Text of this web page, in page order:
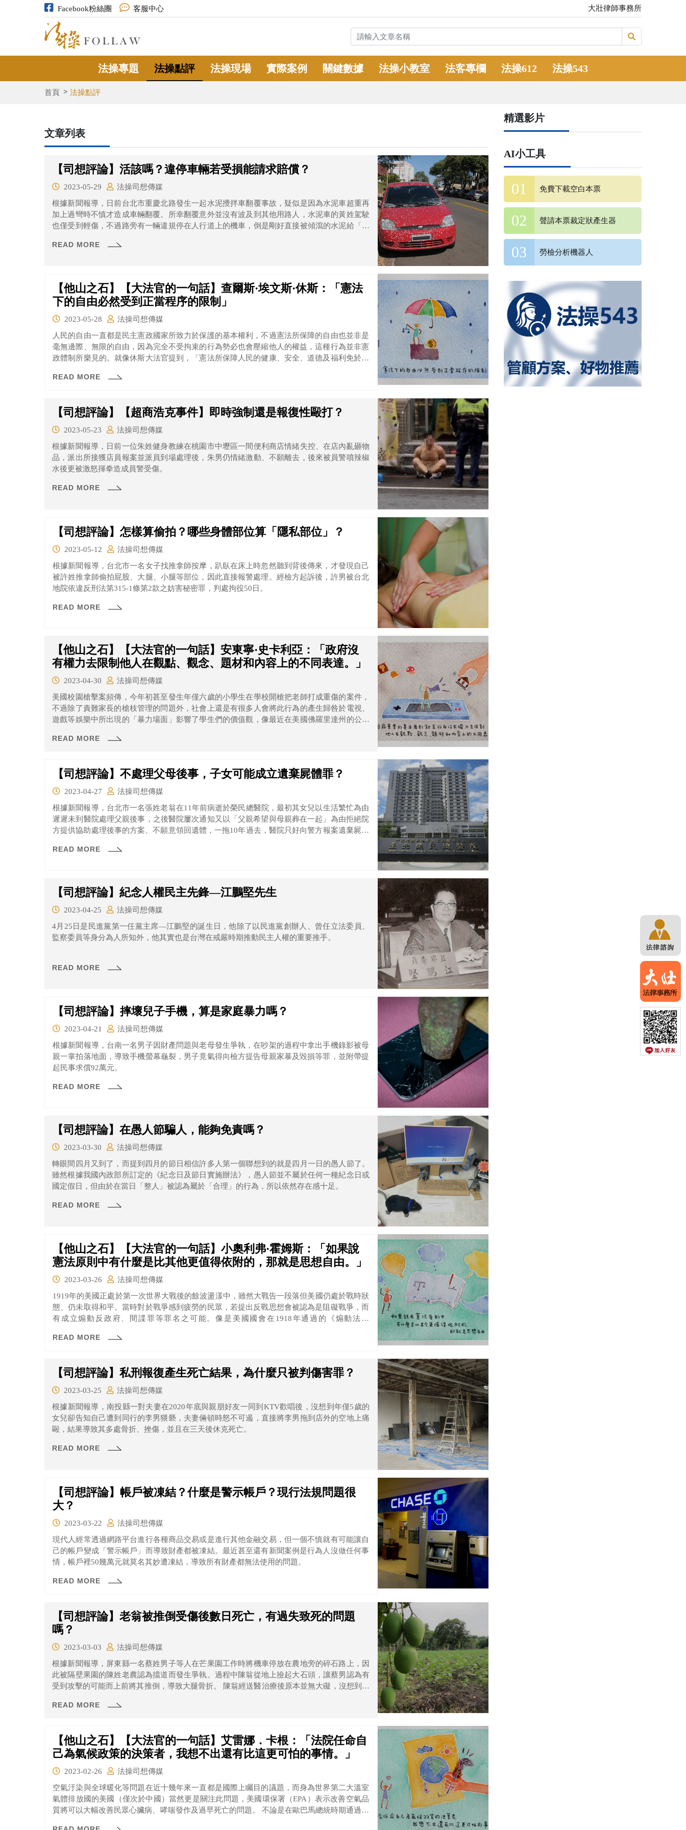
Facebook粉絲團 客服中心 大壯律師事務所
法操專題 法操點評 法操現場 實際案例 關鍵數據 法操小教室 法客專欄 法操612 法操543
首頁 法操點評
文章列表
【司想評論】活該嗎？違停車輛若受損能請求賠償？
2023-05-29
法操司想傳媒
根據新聞報導，日前台北市重慶北路發生一起水泥攪拌車翻覆事故，疑似是因為水泥車超重再
加上過彎時不慎才造成車輛翻覆。所幸翻覆意外並沒有波及到其他用路人，水泥車的黃姓駕駛
也僅受到輕傷，不過路旁有一輛違規停在人行道上的機車，倒是剛好直接被傾瀉的水泥給「固
「活該」不應該獲得賠償呢？
READ MORE
【他山之石】【大法官的一句話】查爾斯·埃文斯·休斯：「憲法
下的自由必然受到正當程序的限制」
2023-05-28
法操司想傳媒
人民的自由一直都是民主憲政國家所致力於保護的基本權利，不過憲法所保障的自由也並非是
毫無邊際、無限的自由，因為完全不受拘束的行為勢必也會壓縮他人的權益，這種行為並非憲
政體制所樂見的。就像休斯大法官提到，「憲法所保障人民的健康、安全、道德及福利免於受
READ MORE
【司想評論】【超商浩克事件】即時強制還是報復性毆打？
2023-05-23
法操司想傳媒
根據新聞報導，日前一位朱姓健身教練在桃園市中壢區一間便利商店情緒失控、在店內亂砸物
品，派出所接獲店員報案並派員到場處理後，朱男仍情緒激動、不願離去，後來被員警噴辣椒
水後更被激怒揮拳造成員警受傷。
READ MORE
【司想評論】怎樣算偷拍？哪些身體部位算「隱私部位」？
2023-05-12
法操司想傳媒
根據新聞報導，台北市一名女子找推拿師按摩，趴臥在床上時忽然聽到背後傳來，才發現自己
被許姓推拿師偷拍屁股、大腿、小腿等部位，因此直接報警處理。經檢方起訴後，許男被台北
地院依違反刑法第315-1條第2款之妨害秘密罪，判處拘役50日。
READ MORE
【他山之石】【大法官的一句話】安東寧·史卡利亞：「政府沒
有權力去限制他人在觀點、觀念、題材和內容上的不同表達。」
2023-04-30
法操司想傳媒
美國校園槍擊案頻傳，今年初甚至發生年僅六歲的小學生在學校開槍把老師打成重傷的案件，
不過除了責難家長的槍枝管理的問題外，社會上還是有很多人會將此行為的產生歸咎於電視、
遊戲等娛樂中所出現的「暴力場面」影響了學生們的價值觀，像最近在美國佛羅里達州的公立
畫。
READ MORE
【司想評論】不處理父母後事，子女可能成立遺棄屍體罪？
2023-04-27
法操司想傳媒
根據新聞報導，台北市一名張姓老翁在11年前病逝於榮民總醫院，最初其女兒以生活繁忙為由
遲遲未到醫院處理父親後事，之後醫院屢次通知又以「父親希望與母親葬在一起」為由拒絕院
方提供協助處理後事的方案、不願意領回遺體，一拖10年過去，醫院只好向警方報案遺棄屍體
READ MORE
【司想評論】紀念人權民主先鋒—江鵬堅先生
2023-04-25
法操司想傳媒
4月25日是民進黨第一任黨主席—江鵬堅的誕生日，他除了以民進黨創辦人、曾任立法委員、
監察委員等身分為人所知外，他其實也是台灣在戒嚴時期推動民主人權的重要推手。
READ MORE
【司想評論】摔壞兒子手機，算是家庭暴力嗎？
2023-04-21
法操司想傳媒
根據新聞報導，台南一名男子因財產問題與老母發生爭執，在吵架的過程中拿出手機錄影被母
親一掌拍落地面，導致手機螢幕龜裂，男子竟氣得向檢方提告母親家暴及毀損等罪，並附帶提
起民事求償92萬元。
READ MORE
【司想評論】在愚人節騙人，能夠免責嗎？
2023-03-30
法操司想傳媒
轉眼間四月又到了，而提到四月的節日相信許多人第一個聯想到的就是四月一日的愚人節了。
雖然根據我國內政部所訂定的《紀念日及節日實施辦法》，愚人節並不屬於任何一種紀念日或
國定假日，但由於在當日「整人」被認為屬於「合理」的行為，所以依然存在感十足。
READ MORE
【他山之石】【大法官的一句話】小奧利弗·霍姆斯：「如果說
憲法原則中有什麼是比其他更值得依附的，那就是思想自由。」
2023-03-26
法操司想傳媒
1919年的美國正處於第一次世界大戰後的餘波盪漾中，雖然大戰告一段落但美國仍處於戰時狀
態、仍未取得和平。當時對於戰爭感到疲勞的民眾，若提出反戰思想會被認為是阻礙戰爭，而
有成立煽動反政府、間諜罪等罪名之可能。像是美國國會在1918年通過的《煽動法》
言就出現在這個時空背景下的Abrams v. United States案。
READ MORE
【司想評論】私刑報復產生死亡結果，為什麼只被判傷害罪？
2023-03-25
法操司想傳媒
根據新聞報導，南投縣一對夫妻在2020年底與親朋好友一同到KTV歡唱後，沒想到年僅5歲的
女兒卻告知自己遭到同行的李男猥褻，夫妻倆頓時怒不可遏，直接將李男拖到店外的空地上痛
毆，結果導致其多處骨折、挫傷，並且在三天後休克死亡。
READ MORE
【司想評論】帳戶被凍結？什麼是警示帳戶？現行法規問題很
大？
2023-03-22
法操司想傳媒
現代人經常透過網路平台進行各種商品交易或是進行其他金融交易，但一個不慎就有可能讓自
己的帳戶變成「警示帳戶」而導致財產都被凍結。最近甚至還有新聞案例是行為人沒做任何事
情，帳戶裡50幾萬元就莫名其妙遭凍結，導致所有財產都無法使用的問題。
READ MORE
【司想評論】老翁被推倒受傷後數日死亡，有過失致死的問題
嗎？
2023-03-03
法操司想傳媒
根據新聞報導，屏東縣一名蔡姓男子等人在芒果園工作時將機車停放在農地旁的碎石路上，因
此被隔壁果園的陳姓老農認為擋道而發生爭執。過程中陳翁從地上撿起大石頭，讓蔡男認為有
受到攻擊的可能而上前將其推倒，導致大腿骨折。 陳翁經送醫治療後原本並無大礙，沒想到在
陳翁的死亡跟蔡男有關嗎？法院又是怎麼認定的？一起來看看。
READ MORE
【他山之石】【大法官的一句話】艾雷娜．卡根：「法院任命自
己為氣候政策的決策者，我想不出還有比這更可怕的事情。」
2023-02-26
法操司想傳媒
空氣汙染與全球暖化等問題在近十幾年來一直都是國際上矚目的議題，而身為世界第二大溫室
氣體排放國的美國（僅次於中國）當然更是關注此問題，美國環保署（EPA）表示改善空氣品
質將可以大幅改善民眾心臟病、哮喘發作及過早死亡的問題。 不論是在歐巴馬總統時期通過的
精選影片
AI小工具
免費下載空白本票
聲請本票裁定狀產生器
勞檢分析機器人